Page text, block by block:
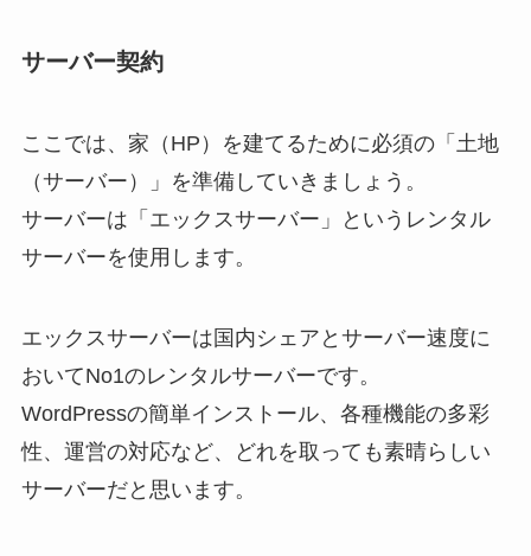
サーバー契約
ここでは、家（HP）を建てるために必須の「土地
（サーバー）」を準備していきましょう。
サーバーは「エックスサーバー」というレンタル
サーバーを使用します。
エックスサーバーは国内シェアとサーバー速度に
おいてNo1のレンタルサーバーです。
WordPressの簡単インストール、各種機能の多彩
性、運営の対応など、どれを取っても素晴らしい
サーバーだと思います。